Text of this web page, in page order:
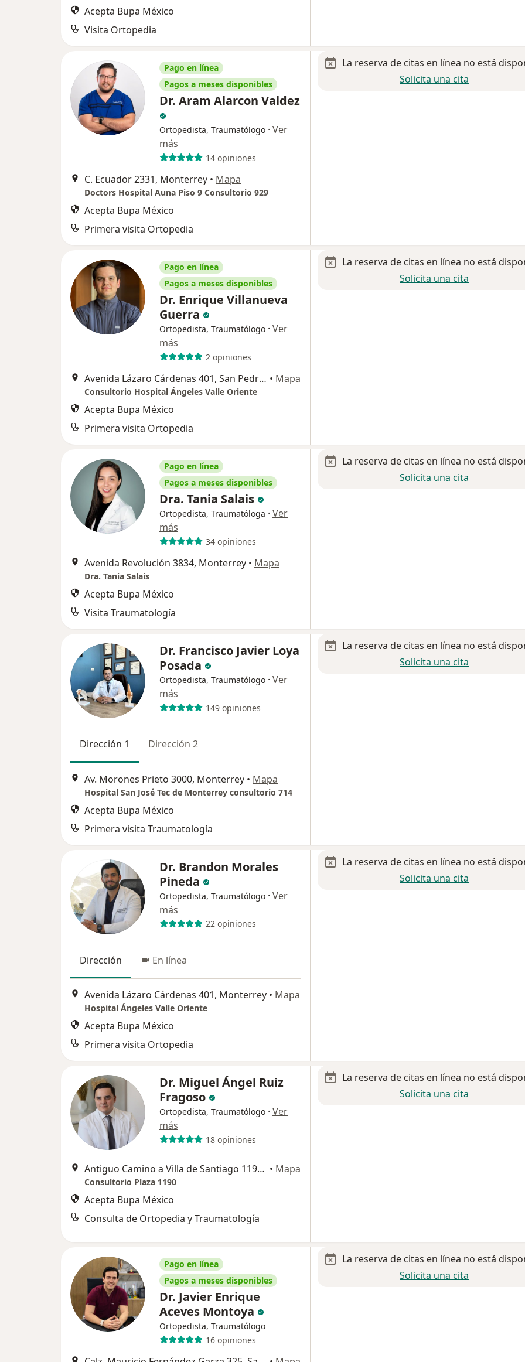
Acepta Bupa México
Visita Ortopedia
Pago en línea
Pagos a meses disponibles
Dr. Aram Alarcon Valdez
Ortopedista, Traumatólogo · Ver
más
14 opiniones
C. Ecuador 2331, Monterrey • Mapa
Doctors Hospital Auna Piso 9 Consultorio 929
Acepta Bupa México
Primera visita Ortopedia
La reserva de citas en línea no está
Solicita una cita
Pago en línea
Pagos a meses disponibles
Dr. Enrique Villanueva
Guerra
Ortopedista, Traumatólogo · Ver
más
2 opiniones
Avenida Lázaro Cárdenas 401, San Pedro Garza Garcia • Mapa
Consultorio Hospital Ángeles Valle Oriente
Acepta Bupa México
Primera visita Ortopedia
La reserva de citas en línea no está
Solicita una cita
Pago en línea
Pagos a meses disponibles
Dra. Tania Salais
Ortopedista, Traumatóloga · Ver
más
34 opiniones
Avenida Revolución 3834, Monterrey • Mapa
Dra. Tania Salais
Acepta Bupa México
Visita Traumatología
La reserva de citas en línea no está
Solicita una cita
Dr. Francisco Javier Loya
Posada
Ortopedista, Traumatólogo · Ver
más
149 opiniones
Dirección 1 Dirección 2
Av. Morones Prieto 3000, Monterrey • Mapa
Hospital San José Tec de Monterrey consultorio 714
Acepta Bupa México
Primera visita Traumatología
La reserva de citas en línea no está
Solicita una cita
Dr. Brandon Morales
Pineda
Ortopedista, Traumatólogo · Ver
más
22 opiniones
Dirección En línea
Avenida Lázaro Cárdenas 401, Monterrey • Mapa
Hospital Ángeles Valle Oriente
Acepta Bupa México
Primera visita Ortopedia
La reserva de citas en línea no está
Solicita una cita
Dr. Miguel Ángel Ruiz
Fragoso
Ortopedista, Traumatólogo · Ver
más
18 opiniones
Antiguo Camino a Villa de Santiago 1190, Monterrey • Mapa
Consultorio Plaza 1190
Acepta Bupa México
Consulta de Ortopedia y Traumatología
La reserva de citas en línea no está
Solicita una cita
Pago en línea
Pagos a meses disponibles
Dr. Javier Enrique
Aceves Montoya
Ortopedista, Traumatólogo
16 opiniones
La reserva de citas en línea no está
Solicita una cita